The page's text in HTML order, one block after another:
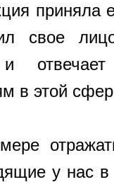
приняла
свое
и
в этой
у нас